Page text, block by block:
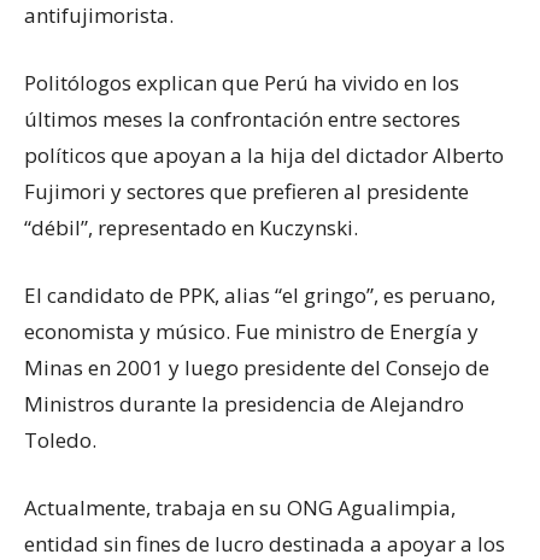
antifujimorista.
Politólogos explican que Perú ha vivido en los
últimos meses la confrontación entre sectores
políticos que apoyan a la hija del dictador Alberto
Fujimori y sectores que prefieren al presidente
“débil”, representado en Kuczynski.
El candidato de PPK, alias “el gringo”, es peruano,
economista y músico. Fue ministro de Energía y
Minas en 2001 y luego presidente del Consejo de
Ministros durante la presidencia de Alejandro
Toledo.
Actualmente, trabaja en su ONG Agualimpia,
entidad sin fines de lucro destinada a apoyar a los